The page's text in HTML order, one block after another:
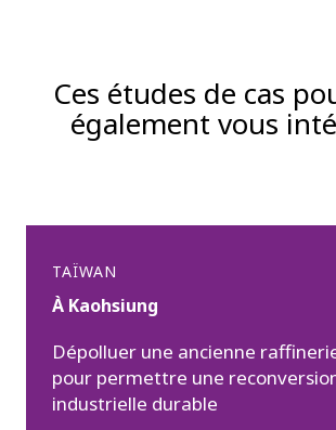
Ces études de cas
également vous
TAÏWAN
À Kaohsiung
Dépolluer une ancienne
pour permettre une
industrielle durable